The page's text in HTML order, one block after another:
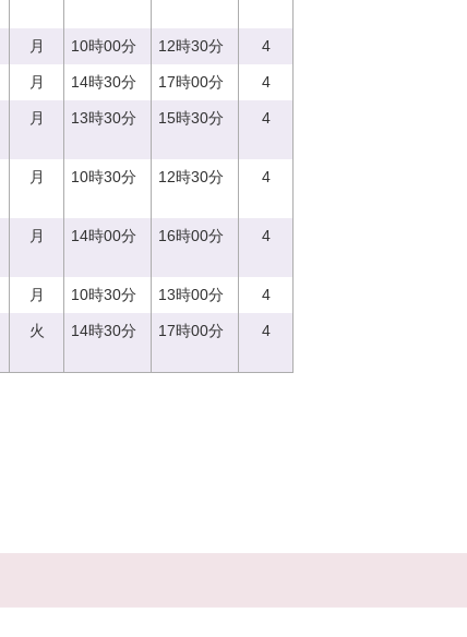
月 10時00分 12時30分 4
月 14時30分 17時00分 4
月 13時30分 15時30分 4
月 10時30分 12時30分 4
月 14時00分 16時00分 4
月 10時30分 13時00分 4
火 14時30分 17時00分 4